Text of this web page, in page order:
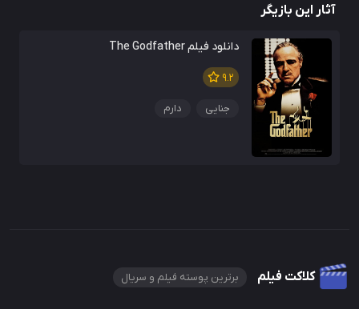
آثار این بازیگر
دانلود فیلم The Godfather
9.2
جنایی دارم
کلاکت فیلم برترین پوسته فیلم و سریال